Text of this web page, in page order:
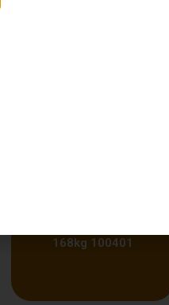
168kg 100401